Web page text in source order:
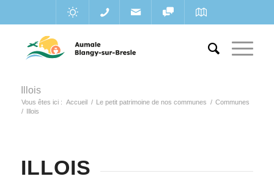
Illois
Vous êtes ici : Accueil / Le petit patrimoine de nos communes / Communes
/ Illois
ILLOIS